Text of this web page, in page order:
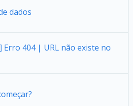
dados
Erro 404 | URL não existe no